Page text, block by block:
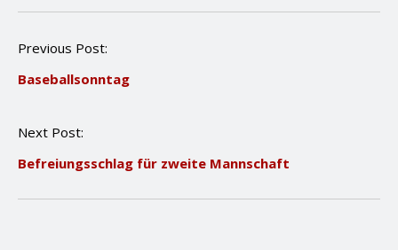
P
s
a
i
Previous Post:
Baseballsonntag
Next Post:
Befreiungsschlag für zweite Mannschaft